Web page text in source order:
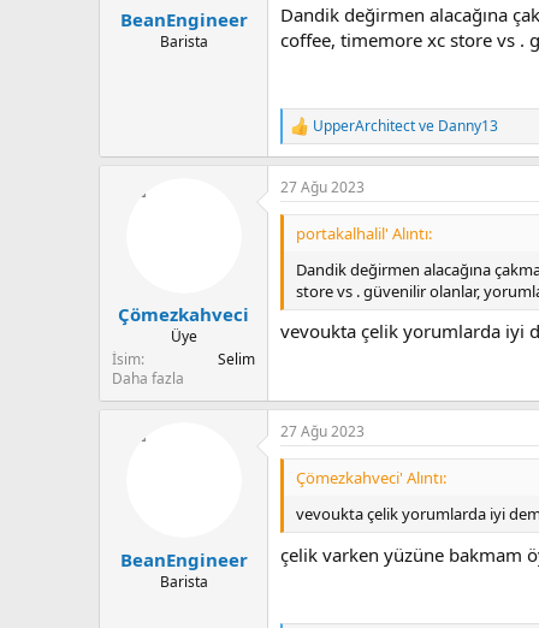
BeanEngineer
Barista
Dandik değirmen alacağına
coffee, timemore xc store vs .
T
e
p
k
i
UpperArchitectve Danny13
Çömezkahveci
Üye
İsim
Selim
Daha fazla
27 Ağu 2023
portakalhalil' Alıntı:
Dandik değirmen alacağına
store vs . güvenilir olanlar,
vevoukta çelik yorumlarda iyi
BeanEngineer
Barista
27 Ağu 2023
Çömezkahveci' Alıntı:
vevoukta çelik yorumlarda iyi
çelik varken yüzüne bakmam